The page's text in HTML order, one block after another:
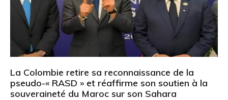
La Colombie retire sa reconnaissance de la
pseudo-« RASD » et réaffirme son soutien à la
souveraineté du Maroc sur son Sahara